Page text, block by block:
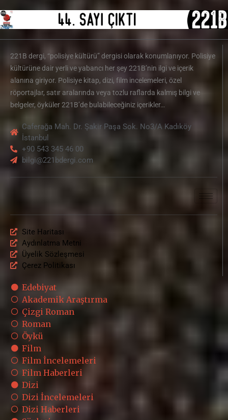
221B dergi, “polisiye kültürü” dergisi olarak konumlanıyor. Polisiye
kültürüne dair yerli ve yabancı her şey 221B’nin ilgi ve içerik
alanına giriyor. Polisiye kitap, dizi, film incelemeleri, özel
röportajlar, satır aralarında veya tozlu raflarda kalmış bilgi ve
belgeler, öyküler 221B’de bulabileceğiniz içerikler…
Caferağa Mah. Dr. Şakir Paşa Sok. No3/A Kadıköy
İstanbul
+90 543 345 46 00
bilgi@221bdergi.com
Site Haritası
Aydınlatma Metni
Üyelik Sözleşmesi
Çerez Politikası
Edebiyat
Akademik Araştırma
Çizgi Roman
Roman
Öykü
Film
Film İncelemeleri
Film Haberleri
Dizi
Dizi İncelemeleri
Dizi Haberleri